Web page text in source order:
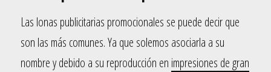
Las lonas publicitarias promocionales se puede decir que
son las más comunes. Ya que solemos asociarla a su
nombre y debido a su reproducción en impresiones de gran